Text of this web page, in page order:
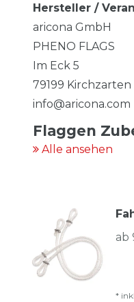
Hersteller /
aricona GmbH
PHENO FLAGS
Im Eck 5
79199 Kirchzarten
info@aricona.com
Flaggen
Alle ansehen
ab
*